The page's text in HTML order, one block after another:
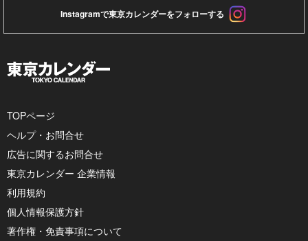
Instagramで東京カレンダーをフォローする
TOPページ
ヘルプ・お問合せ
広告に関するお問合せ
東京カレンダー 企業情報
利用規約
個人情報保護方針
著作権・免責事項について